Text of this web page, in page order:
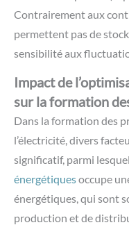
Contrairement aux
permettent pas de
sensibilité aux
Impact de
sur la formation
Dans la formation des
l’électricité, divers
significatif, parmi
énergétiquesoccupe
énergétiques, qui sont
production et de